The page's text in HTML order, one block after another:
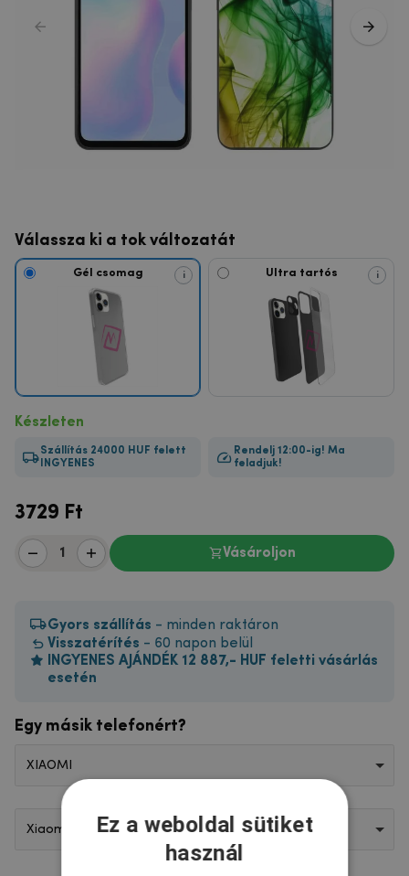
Válassza ki a tok változatát
Gél csomag i Ultra tartós i
Készleten
Szállítás 24000 HUF felett
INGYENES
Rendelj 12:00-ig! Ma
feladjuk!
3729 Ft
Vásároljon
Gyors szállítás - minden raktáron
Visszatérítés - 60 napon belül
INGYENES AJÁNDÉK 12 887,- HUF feletti vásárlás
esetén
Egy másik telefonért?
XIAOMI
Xiaomi Redmi 9AEz a weboldal sütiket
használ